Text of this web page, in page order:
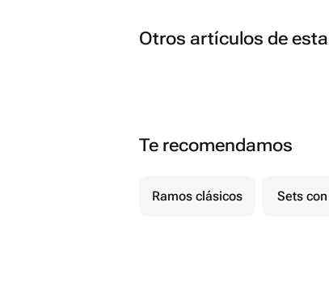
Otros artículos de
Te recomendamos
Ramos clásicos Sets